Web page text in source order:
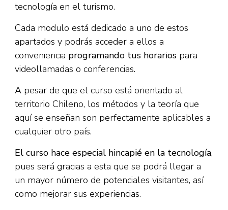
tecnología en el turismo.
Cada modulo está dedicado a uno de estos
apartados y podrás acceder a ellos a
conveniencia programando tus horarios para
videollamadas o conferencias.
A pesar de que el curso está orientado al
territorio Chileno, los métodos y la teoría que
aquí se enseñan son perfectamente aplicables a
cualquier otro país.
El curso hace especial hincapié en la tecnología,
pues será gracias a esta que se podrá llegar a
un mayor número de potenciales visitantes, así
como mejorar sus experiencias.